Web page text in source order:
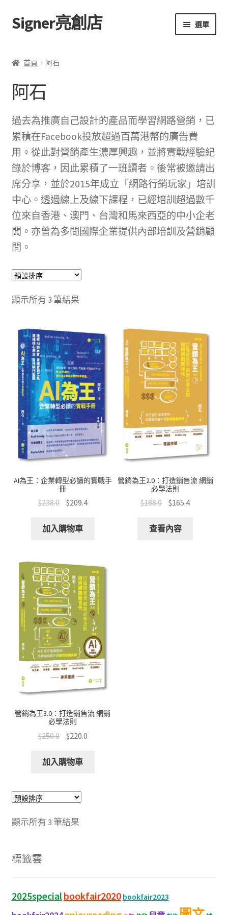
跳
至
覽
跳
至
要
容
Signer亮創店 選單
學校選書（小學）
學校選書（中學）
「此時此地 看見亮光」2025特展
網上書店
無紙書
文創
首頁 阿石
阿石
過去為推廣自己設計的產品而學習網路營銷，已
累積在Facebook投放超過百萬港幣的廣告費
用。從此對營銷產生濃厚興趣，並將實戰經驗紀
錄於博客，因此累積了一班讀者。後常被邀請出
席分享，並於2015年成立「網路行銷玩家」培訓
中心。透過線上及線下課程，已經培訓超過數千
位來自香港、澳門、台灣和馬來西亞的中小企老
闆。亦曾為多間國際企業提供內部培訓及營銷顧
問。
顯示所有 3 筆結果
AI為王：企業轉型必讀的實戰手
冊
$238.0 $209.4
加入購物車
營銷為王2.0：打造銷售流 網銷
必學法則
$188.0 $165.4
查看內容
營銷為王3.0：打造銷售流 網銷
必學法則
$250.0 $220.0
加入購物車
顯示所有 3 筆結果
標籤雲
2025specialbookfair2020 bookfair2023